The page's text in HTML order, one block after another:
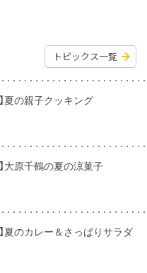
トピックス一覧
夏の親子クッキング
大原千鶴の夏の涼菓子
夏のカレー＆さっぱりサラダ